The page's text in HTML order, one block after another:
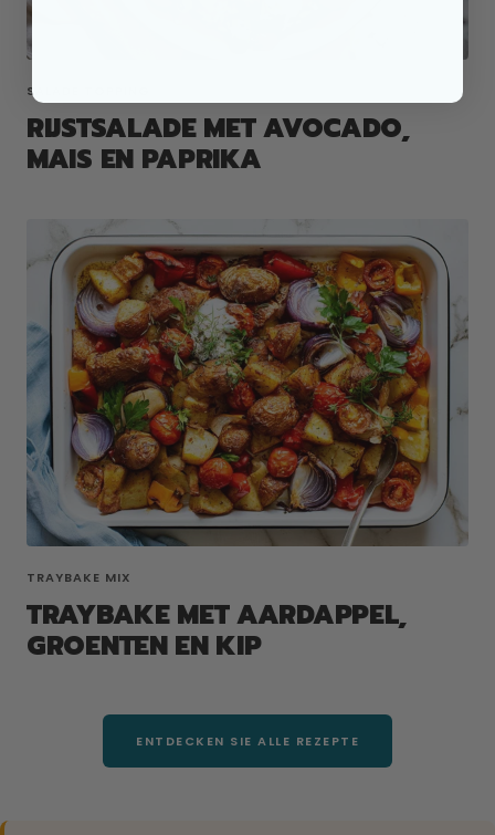
SALADE TOPPING
RIJSTSALADE MET AVOCADO,
MAIS EN PAPRIKA
TRAYBAKE MIX
TRAYBAKE MET AARDAPPEL,
GROENTEN EN KIP
ENTDECKEN SIE ALLE REZEPTE